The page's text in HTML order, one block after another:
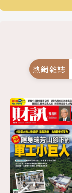
熱銷雜誌